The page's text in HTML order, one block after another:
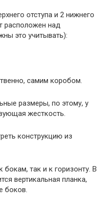
отступа и 2 нижнего
расположен над
это учитывать):
самим коробом.
размеры, по этому, у
жесткость.
конструкцию из
бокам, так и к горизонту. В
вертикальная планка,
боков.